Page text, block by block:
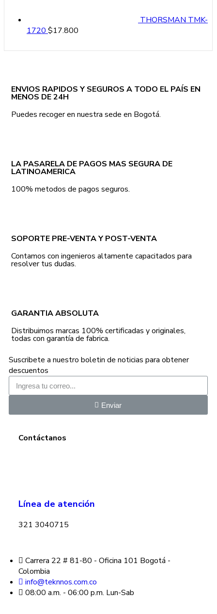
THORSMAN TMK-
1720 $17.800
ENVIOS RAPIDOS Y SEGUROS A TODO EL PAÍS EN
MENOS DE 24H
Puedes recoger en nuestra sede en Bogotá.
LA PASARELA DE PAGOS MAS SEGURA DE
LATINOAMERICA
100% metodos de pagos seguros.
SOPORTE PRE-VENTA Y POST-VENTA
Contamos con ingenieros altamente capacitados para
resolver tus dudas.
GARANTIA ABSOLUTA
Distribuimos marcas 100% certificadas y originales,
todas con garantía de fabrica.
Suscribete a nuestro boletin de noticias para obtener
descuentos
Enviar
Contáctanos
Línea de atención
321 3040715
Carrera 22 # 81-80 - Oficina 101 Bogotá -
Colombia
info@teknnos.com.co
08:00 a.m. - 06:00 p.m. Lun-Sab